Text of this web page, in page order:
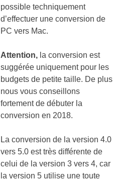
possible techniquement
d’effectuer une conversion de
PC vers Mac.
Attention, la conversion est
suggérée uniquement pour les
budgets de petite taille. De plus
nous vous conseillons
fortement de débuter la
conversion en 2018.
La conversion de la version 4.0
vers 5.0 est très différente de
celui de la version 3 vers 4, car
la version 5 utilise une toute